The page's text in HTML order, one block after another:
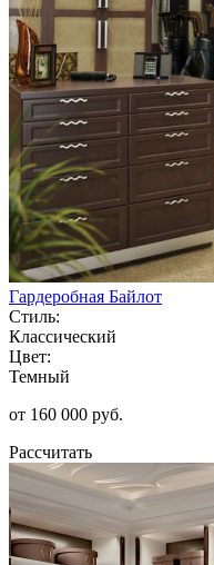
Гардеробная Байлот
Стиль:
Классический
Цвет:
Темный
от 160 000 руб.
Рассчитать